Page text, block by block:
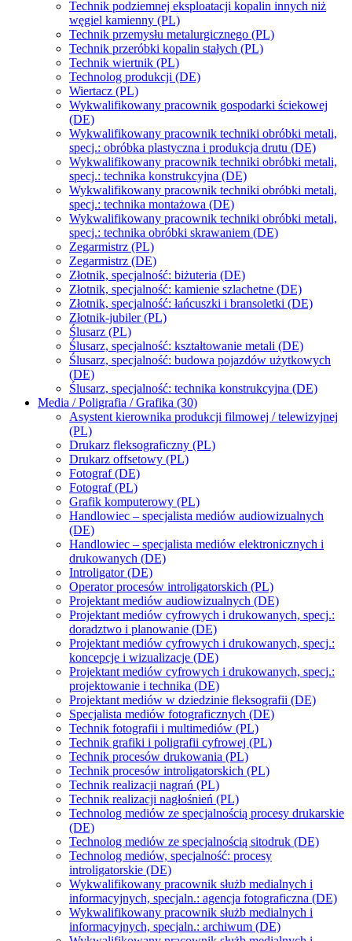
Technik podziemnej eksploatacji kopalin innych niż
węgiel kamienny (PL)
Technik przemysłu metalurgicznego (PL)
Technik przeróbki kopalin stałych (PL)
Technik wiertnik (PL)
Technolog produkcji (DE)
Wiertacz (PL)
Wykwalifikowany pracownik gospodarki ściekowej
(DE)
Wykwalifikowany pracownik techniki obróbki metali,
specj.: obróbka plastyczna i produkcja drutu (DE)
Wykwalifikowany pracownik techniki obróbki metali,
specj.: technika konstrukcyjna (DE)
Wykwalifikowany pracownik techniki obróbki metali,
specj.: technika montażowa (DE)
Wykwalifikowany pracownik techniki obróbki metali,
specj.: technika obróbki skrawaniem (DE)
Zegarmistrz (PL)
Zegarmistrz (DE)
Złotnik, specjalność: biżuteria (DE)
Złotnik, specjalność: kamienie szlachetne (DE)
Złotnik, specjalność: łańcuszki i bransoletki (DE)
Złotnik-jubiler (PL)
Ślusarz (PL)
Ślusarz, specjalność: kształtowanie metali (DE)
Ślusarz, specjalność: budowa pojazdów użytkowych
(DE)
Ślusarz, specjalność: technika konstrukcyjna (DE)
Media / Poligrafia / Grafika (30)
Asystent kierownika produkcji filmowej / telewizyjnej
(PL)
Drukarz fleksograficzny (PL)
Drukarz offsetowy (PL)
Fotograf (DE)
Fotograf (PL)
Grafik komputerowy (PL)
Handlowiec – specjalista mediów audiowizualnych
(DE)
Handlowiec – specjalista mediów elektronicznych i
drukowanych (DE)
Introligator (DE)
Operator procesów introligatorskich (PL)
Projektant mediów audiowizualnych (DE)
Projektant mediów cyfrowych i drukowanych, specj.:
doradztwo i planowanie (DE)
Projektant mediów cyfrowych i drukowanych, specj.:
koncepcje i wizualizacje (DE)
Projektant mediów cyfrowych i drukowanych, specj.:
projektowanie i technika (DE)
Projektant mediów w dziedzinie fleksografii (DE)
Specjalista mediów fotograficznych (DE)
Technik fotografii i multimediów (PL)
Technik grafiki i poligrafii cyfrowej (PL)
Technik procesów drukowania (PL)
Technik procesów introligatorskich (PL)
Technik realizacji nagrań (PL)
Technik realizacji nagłośnień (PL)
Technolog mediów ze specjalnością procesy drukarskie
(DE)
Technolog mediów ze specjalnością sitodruk (DE)
Technolog mediów, specjalność: procesy
introligatorskie (DE)
Wykwalifikowany pracownik służb medialnych i
informacyjnych, specjaln.: agencja fotograficzna (DE)
Wykwalifikowany pracownik służb medialnych i
informacyjnych, specjaln.: archiwum (DE)